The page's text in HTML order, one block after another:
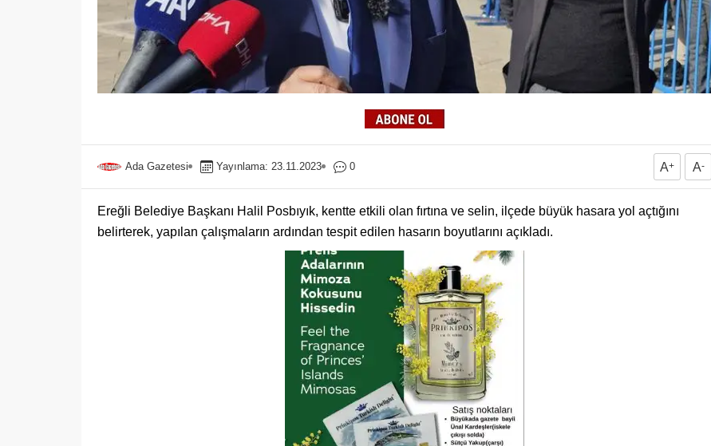
Ada Gazetesi Yayınlama: 23.11.2023 0 A+ A-
Ereğli Belediye Başkanı Halil Posbıyık, kentte etkili olan fırtına ve selin, ilçede büyük hasara yol açtığını
belirterek, yapılan çalışmaların ardından tespit edilen hasarın boyutlarını açıkladı.